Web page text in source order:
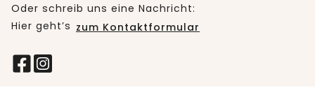
Oder schreib uns eine Nachricht:
Hier geht’s zum Kontaktformular